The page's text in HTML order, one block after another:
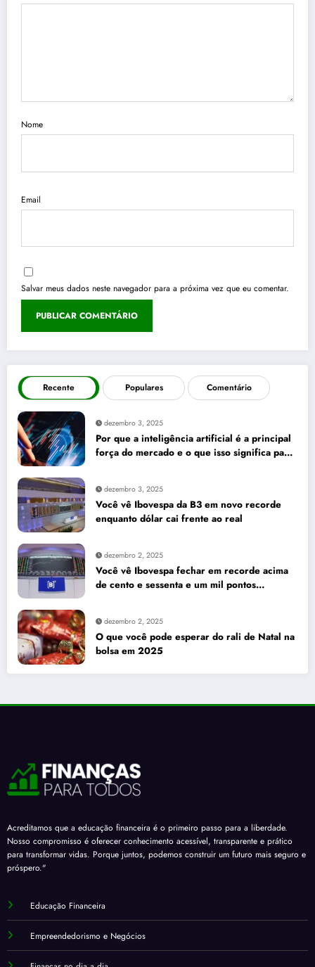
Nome
Email
Salvar meus dados neste navegador para a próxima vez que eu comentar.
Recente Populares Comentário
dezembro 3, 2025
Por que a inteligência artificial é a principal
força do mercado e o que isso significa para
dezembro 3, 2025
Você vê Ibovespa da B3 em novo recorde
enquanto dólar cai frente ao real
dezembro 2, 2025
Você vê Ibovespa fechar em recorde acima
de cento e sessenta e um mil pontos
dezembro 2, 2025
O que você pode esperar do rali de Natal na
bolsa em 2025
Acreditamos que a educação financeira é o primeiro passo para a liberdade.
Nosso compromisso é oferecer conhecimento acessível, transparente e prático
para transformar vidas. Porque juntos, podemos construir um futuro mais seguro e
próspero."
Educação Financeira
Empreendedorismo e Negócios